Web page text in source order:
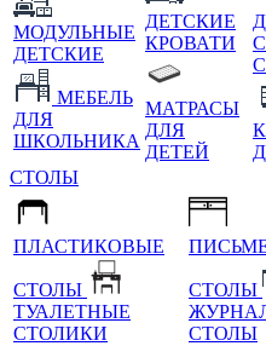
МОДУЛЬНЫЕ
ДЕТСКИЕ
МЕБЕЛЬ
ДЛЯ
ШКОЛЬНИКА
ДЕТСКИЕ
КРОВАТИ
МАТРАСЫ
ДЛЯ
ДЕТЕЙ
СТОЛЫ
ПЛАСТИКОВЫЕ
СТОЛЫ
ТУАЛЕТНЫЕ
СТОЛИКИ
СТОЛЫ
СТОЛЫ